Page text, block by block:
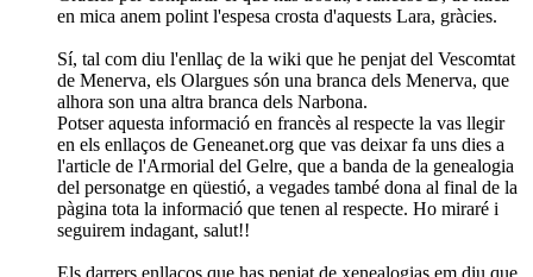
en mica anem polint l'espesa crosta d'aquests Lara, gràcies.
Sí, tal com diu l'enllaç de la wiki que he penjat del Vescomtat
de Menerva, els Olargues són una branca dels Menerva, que
alhora son una altra branca dels Narbona.
Potser aquesta informació en francès al respecte la vas llegir
en els enllaços de Geneanet.org que vas deixar fa uns dies a
l'article de l'Armorial del Gelre, que a banda de la genealogia
del personatge en qüestió, a vegades també dona al final de la
pàgina tota la informació que tenen al respecte. Ho miraré i
seguirem indagant, salut!!